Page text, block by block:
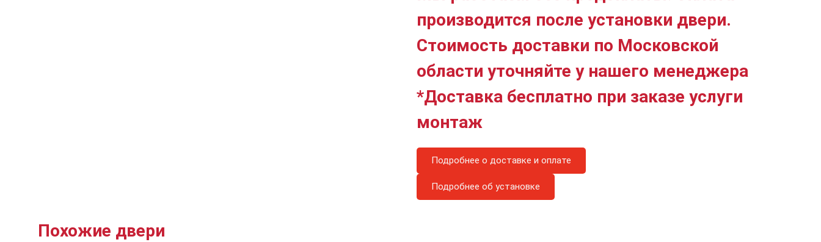
производится после установки двери.
Стоимость доставки по Московской
области уточняйте у нашего менеджера
*Доставка бесплатно при заказе услуги
монтаж
Подробнее о доставке и оплате
Подробнее об установке
Похожие двери